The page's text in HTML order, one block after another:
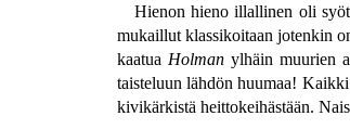
Hienon hieno illallinen oli
mukaillut klassikoitaan jotenkin
kaatua Holmanylhäin muurien
taisteluun lähdön huumaa!
kivikärkistä heittokeihästään.